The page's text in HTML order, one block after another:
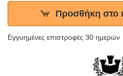
Προσθήκη στο
Εγγυημένες επιστροφές 30 ημερών